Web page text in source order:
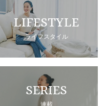
LIFESTYLE
ライフスタイル
SERIES
連載